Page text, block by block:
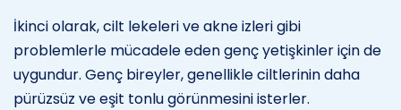
İkinci olarak, cilt lekeleri ve akne izleri gibi
problemlerle mücadele eden genç yetişkinler için de
uygundur. Genç bireyler, genellikle ciltlerinin daha
pürüzsüz ve eşit tonlu görünmesini isterler.